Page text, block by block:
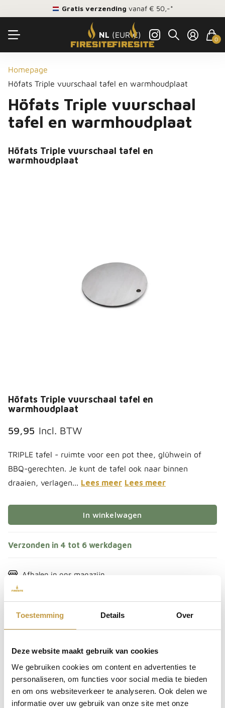
Toestemming Details Over
Deze website maakt gebruik van cookies
We gebruiken cookies om content en advertenties te
personaliseren, om functies voor social media te bieden
en om ons websiteverkeer te analyseren. Ook delen we
informatie over uw gebruik van onze site met onze
Gratis verzending vanaf € 50,-*
NL (EUR €) 0
Homepage
Höfats Triple vuurschaal tafel en warmhoudplaat
Höfats Triple vuurschaal
tafel en warmhoudplaat
Höfats Triple vuurschaal tafel en
warmhoudplaat
Höfats Triple vuurschaal tafel en
warmhoudplaat
59,95 Incl. BTW
TRIPLE tafel - ruimte voor een pot thee, glühwein of
BBQ-gerechten. Je kunt de tafel ook naar binnen
draaien, verlagen... Lees meer Lees meer
In winkelwagen
Verzonden in 4 tot 6 werkdagen
Afhalen in ons magazijn
EAN:4260447330481
Delen